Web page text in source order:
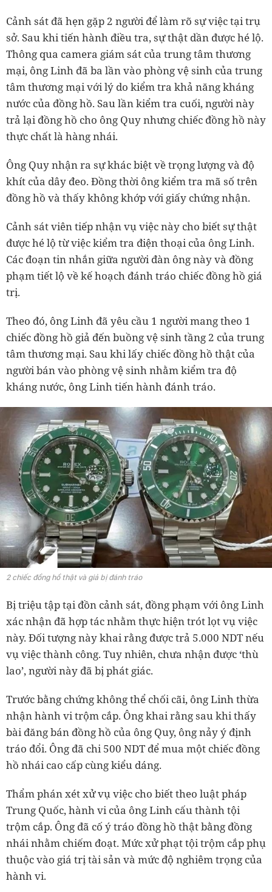
Cảnh sát đã hẹn gặp 2 người để làm rõ sự việc tại trụ
sở. Sau khi tiến hành điều tra, sự thật dần được hé lộ.
Thông qua camera giám sát của trung tâm thương
mại, ông Linh đã ba lần vào phòng vệ sinh của trung
tâm thương mại với lý do kiểm tra khả năng kháng
nước của đồng hồ. Sau lần kiểm tra cuối, người này
trả lại đồng hồ cho ông Quy nhưng chiếc đồng hồ này
thực chất là hàng nhái.
Ông Quy nhận ra sự khác biệt về trọng lượng và độ
khít của dây đeo. Đồng thời ông kiểm tra mã số trên
đồng hồ và thấy không khớp với giấy chứng nhận.
Cảnh sát viên tiếp nhận vụ việc này cho biết sự thật
được hé lộ từ việc kiểm tra điện thoại của ông Linh.
Các đoạn tin nhắn giữa người đàn ông này và đồng
phạm tiết lộ về kế hoạch đánh tráo chiếc đồng hồ giá
trị.
Theo đó, ông Linh đã yêu cầu 1 người mang theo 1
chiếc đồng hồ giả đến buồng vệ sinh tầng 2 của trung
tâm thương mại. Sau khi lấy chiếc đồng hồ thật của
người bán vào phòng vệ sinh nhằm kiểm tra độ
kháng nước, ông Linh tiến hành đánh tráo.
2 chiếc đồng hồ thật và giả bị đánh tráo
Bị triệu tập tại đồn cảnh sát, đồng phạm với ông Linh
xác nhận đã hợp tác nhằm thực hiện trót lọt vụ việc
này. Đối tượng này khai rằng được trả 5.000 NDT nếu
vụ việc thành công. Tuy nhiên, chưa nhận được ‘thù
lao’, người này đã bị phát giác.
Trước bằng chứng không thể chối cãi, ông Linh thừa
nhận hành vi trộm cắp. Ông khai rằng sau khi thấy
bài đăng bán đồng hồ của ông Quy, ông nảy ý định
tráo đổi. Ông đã chi 500 NDT để mua một chiếc đồng
hồ nhái cao cấp cùng kiểu dáng.
Thẩm phán xét xử vụ việc cho biết theo luật pháp
Trung Quốc, hành vi của ông Linh cấu thành tội
trộm cắp. Ông đã cố ý tráo đồng hồ thật bằng đồng
nhái nhằm chiếm đoạt. Mức xử phạt tội trộm cắp phụ
thuộc vào giá trị tài sản và mức độ nghiêm trọng của
hành vi.